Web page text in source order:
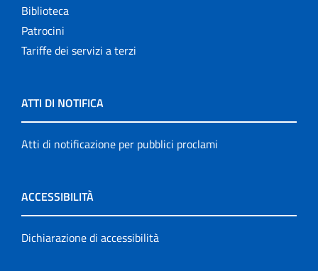
Biblioteca
Patrocini
Tariffe dei servizi a terzi
ATTI DI NOTIFICA
Atti di notificazione per pubblici proclami
ACCESSIBILITÀ
Dichiarazione di accessibilità